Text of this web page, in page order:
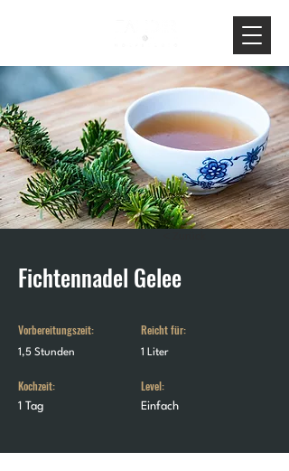
Fichtennadel Gelee
Vorbereitungszeit:
1,5 Stunden
Kochzeit:
1 Tag
Reicht für:
1 Liter
Level:
Einfach